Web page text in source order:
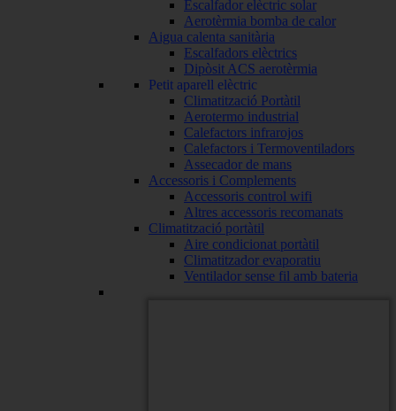
Escalfador elèctric solar
Aerotèrmia bomba de calor
Aigua calenta sanitària
Escalfadors elèctrics
Dipòsit ACS aerotèrmia
Petit aparell elèctric
Climatització Portàtil
Aerotermo industrial
Calefactors infrarojos
Calefactors i Termoventiladors
Assecador de mans
Accessoris i Complements
Accessoris control wifi
Altres accessoris recomanats
Climatització portàtil
Aire condicionat portàtil
Climatitzador evaporatiu
Ventilador sense fil amb bateria